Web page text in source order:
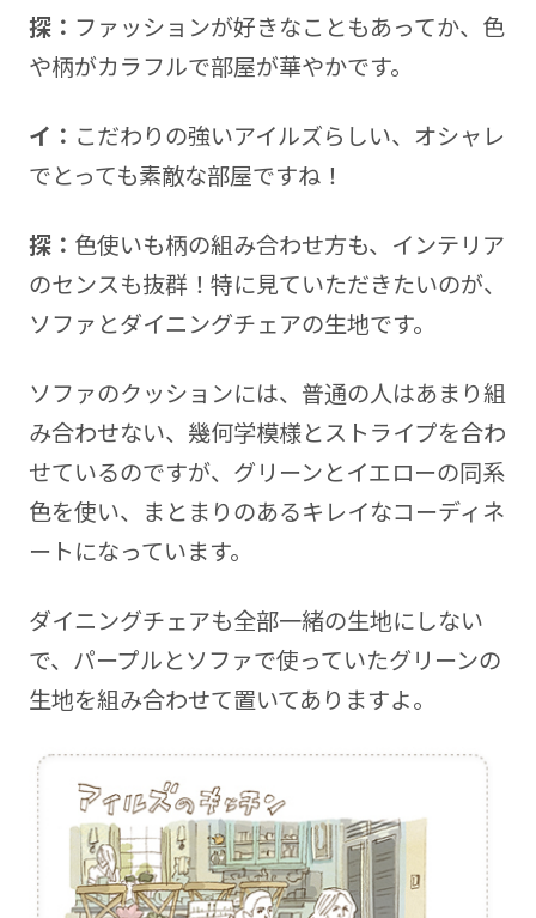
探： ファッションが好きなこともあってか、色
や柄がカラフルで部屋が華やかです。
イ： こだわりの強いアイルズらしい、オシャレ
でとっても素敵な部屋ですね！
探： 色使いも柄の組み合わせ方も、インテリア
のセンスも抜群！特に見ていただきたいのが、
ソファとダイニングチェアの生地です。
ソファのクッションには、普通の人はあまり組
み合わせない、幾何学模様とストライプを合わ
せているのですが、グリーンとイエローの同系
色を使い、まとまりのあるキレイなコーディネ
ートになっています。
ダイニングチェアも全部一緒の生地にしない
で、パープルとソファで使っていたグリーンの
生地を組み合わせて置いてありますよ。